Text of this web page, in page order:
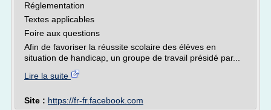
Réglementation
Textes applicables
Foire aux questions
Afin de favoriser la réussite scolaire des élèves en
situation de handicap, un groupe de travail présidé par...
Lire la suite
Site : https://fr-fr.facebook.com